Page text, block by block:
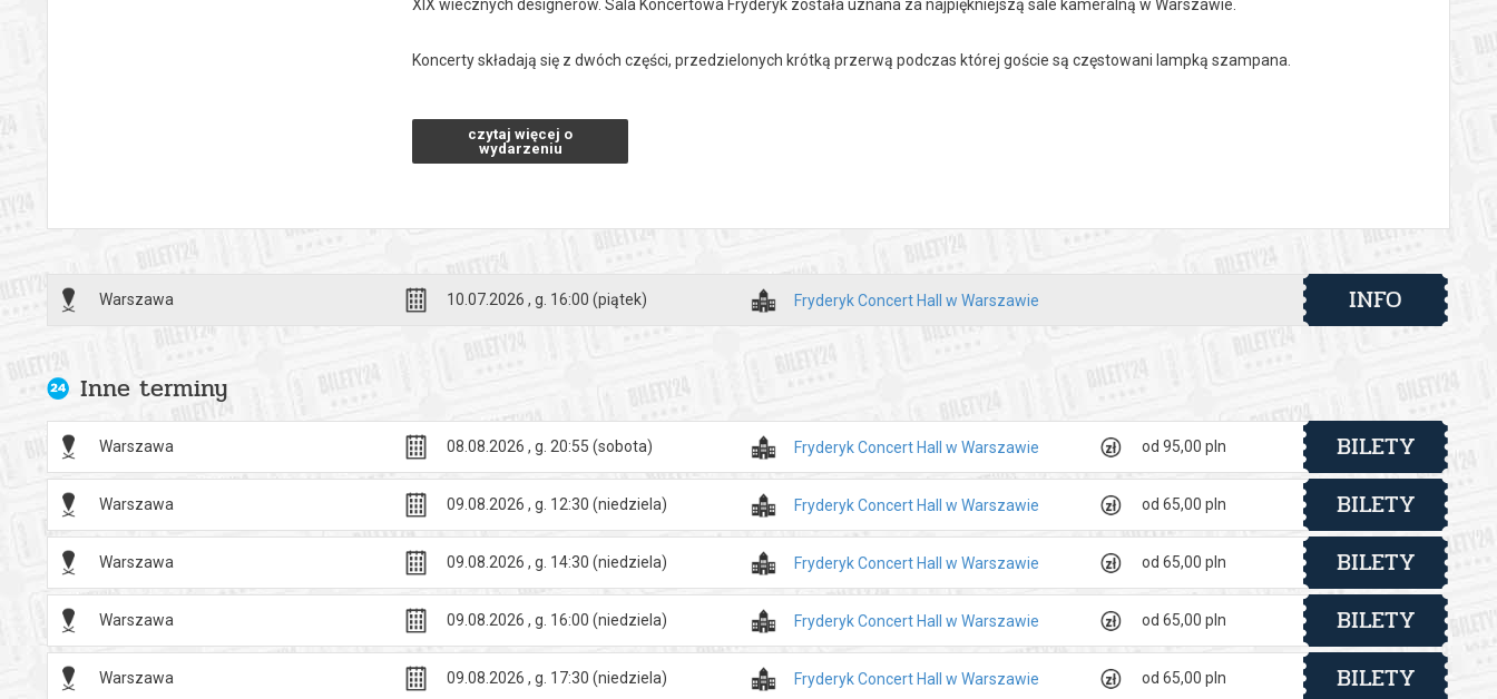
XIX wiecznych designerów. Sala Koncertowa Fryderyk została uznana za najpiękniejszą sale kameralną w Warszawie.
Koncerty składają się z dwóch części, przedzielonych krótką przerwą podczas której goście są częstowani lampką szampana.
Czas trwania koncertu: 1 godzina.
Bezpieczne zakupy w Bilety24. W przypadku odwołania wydarzenia, gwarantujemy automatyczny zwrot środków potwierdzony komunikatem
wysyłanym na adres e-mail, podany podczas zakupu.
czytaj więcej o
wydarzeniu
Warszawa 10.07.2026 , g. 16:00 (piątek) Fryderyk Concert Hall w Warszawie INFO
Inne terminy
Warszawa 08.08.2026 , g. 20:55 (sobota) Fryderyk Concert Hall w Warszawie od 95,00 pln BILETY
Warszawa 09.08.2026 , g. 12:30 (niedziela) Fryderyk Concert Hall w Warszawie od 65,00 pln BILETY
Warszawa 09.08.2026 , g. 14:30 (niedziela) Fryderyk Concert Hall w Warszawie od 65,00 pln BILETY
Warszawa 09.08.2026 , g. 16:00 (niedziela) Fryderyk Concert Hall w Warszawie od 65,00 pln BILETY
Warszawa 09.08.2026 , g. 17:30 (niedziela) Fryderyk Concert Hall w Warszawie od 65,00 pln BILETY